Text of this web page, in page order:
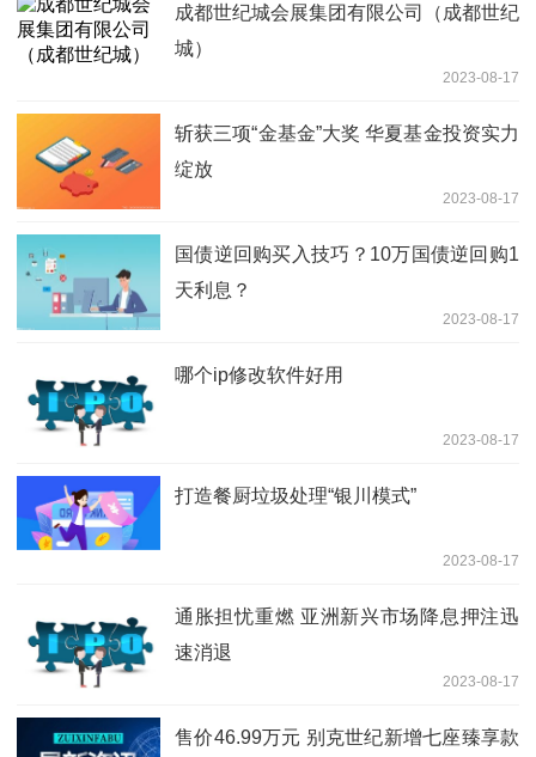
成都世纪城会展集团有限公司（成都世纪
城）
2023-08-17
斩获三项“金基金”大奖 华夏基金投资实力
绽放
2023-08-17
国债逆回购买入技巧？10万国债逆回购1
天利息？
2023-08-17
哪个ip修改软件好用
2023-08-17
打造餐厨垃圾处理“银川模式”
2023-08-17
通胀担忧重燃 亚洲新兴市场降息押注迅
速消退
2023-08-17
售价46.99万元 别克世纪新增七座臻享款